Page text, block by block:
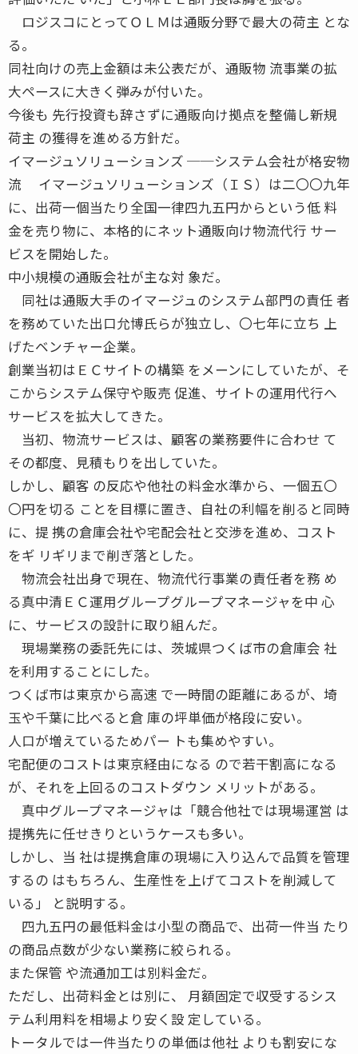
ロジスコにとってＯＬＭは通販分野で最大の荷主 とな
る。
同社向けの売上金額は未公表だが、通販物 流事業の拡
大ペースに大きく弾みが付いた。
今後も 先行投資も辞さずに通販向け拠点を整備し新規
荷主 の獲得を進める方針だ。
イマージュソリューションズ ──システム会社が格安物
流 イマージュソリューションズ（ＩＳ）は二〇〇九年
に、出荷一個当たり全国一律四九五円からという低 料
金を売り物に、本格的にネット通販向け物流代行 サー
ビスを開始した。
中小規模の通販会社が主な対 象だ。
同社は通販大手のイマージュのシステム部門の責任 者
を務めていた出口允博氏らが独立し、〇七年に立ち 上
げたベンチャー企業。
創業当初はＥＣサイトの構築 をメーンにしていたが、そ
こからシステム保守や販売 促進、サイトの運用代行へ
サービスを拡大してきた。
当初、物流サービスは、顧客の業務要件に合わせ て
その都度、見積もりを出していた。
しかし、顧客 の反応や他社の料金水準から、一個五〇
〇円を切る ことを目標に置き、自社の利幅を削ると同時
に、提 携の倉庫会社や宅配会社と交渉を進め、コスト
をギ リギリまで削ぎ落とした。
物流会社出身で現在、物流代行事業の責任者を務 め
る真中清ＥＣ運用グループグループマネージャを中 心
に、サービスの設計に取り組んだ。
現場業務の委託先には、茨城県つくば市の倉庫会 社
を利用することにした。
つくば市は東京から高速 で一時間の距離にあるが、埼
玉や千葉に比べると倉 庫の坪単価が格段に安い。
人口が増えているためパー トも集めやすい。
宅配便のコストは東京経由になる ので若干割高になる
が、それを上回るのコストダウン メリットがある。
真中グループマネージャは「競合他社では現場運営 は
提携先に任せきりというケースも多い。
しかし、当 社は提携倉庫の現場に入り込んで品質を管理
するの はもちろん、生産性を上げてコストを削減して
いる」 と説明する。
四九五円の最低料金は小型の商品で、出荷一件当 たり
の商品点数が少ない業務に絞られる。
また保管 や流通加工は別料金だ。
ただし、出荷料金とは別に、 月額固定で収受するシス
テム利用料を相場より安く設 定している。
トータルでは一件当たりの単価は他社 よりも割安にな